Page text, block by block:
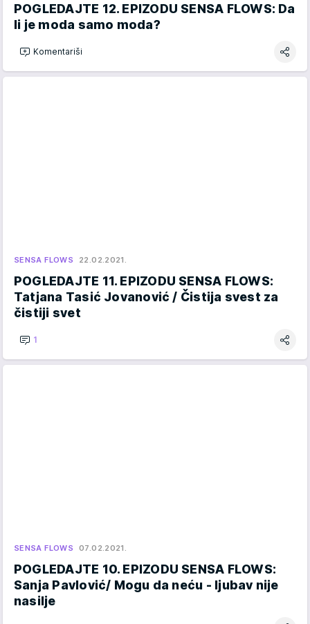
POGLEDAJTE 12. EPIZODU SENSA FLOWS: Da
li je moda samo moda?
Komentariši
SENSA FLOWS 22.02.2021.
POGLEDAJTE 11. EPIZODU SENSA FLOWS:
Tatjana Tasić Jovanović / Čistija svest za
čistiji svet
1
SENSA FLOWS 07.02.2021.
POGLEDAJTE 10. EPIZODU SENSA FLOWS:
Sanja Pavlović/ Mogu da neću - ljubav nije
nasilje